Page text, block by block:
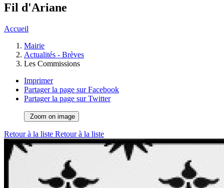
Fil d'Ariane
Accueil
Mairie
Actualités - Brèves
Les Commissions
Imprimer
Partager la page sur Facebook
Partager la page sur Twitter
Zoom on image
Retour à la liste Retour à la liste